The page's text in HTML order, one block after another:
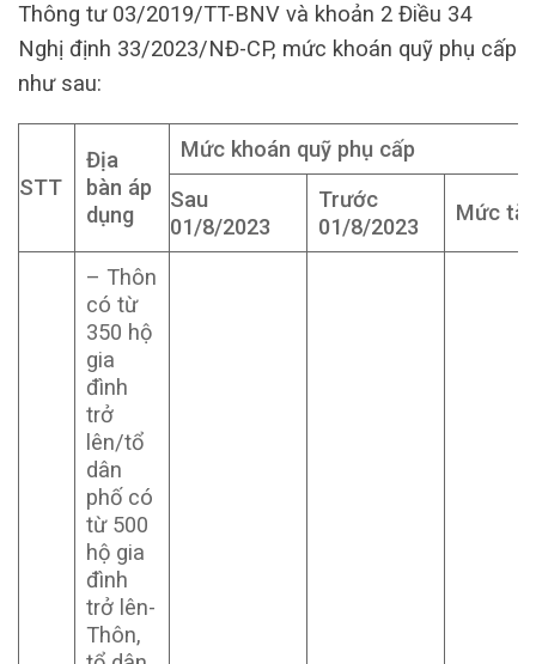
Thông tư 03/2019/TT-BNV và khoản 2 Điều 34
Nghị định 33/2023/NĐ-CP, mức khoán quỹ phụ cấp
như sau:
STT
Địa
bàn áp
dụng
Mức khoán quỹ phụ cấp
Sau
01/8/2023
Trước
01/8/2023
Mức
– Thôn
có từ
350 hộ
gia
đình
trở
lên/tổ
dân
phố có
từ 500
hộ gia
đình
trở lên-
Thôn,